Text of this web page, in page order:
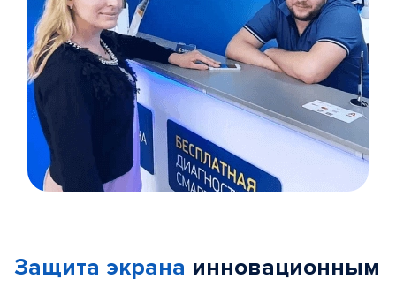
5
Защита экрана инновационным